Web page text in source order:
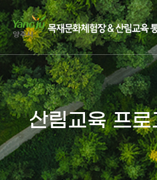
산림교육 프